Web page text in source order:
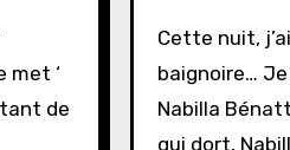
met ‘
de
Cette nuit, j’ai rêvé que je devenais eau de
baignoire…
Nabilla
qui dort,